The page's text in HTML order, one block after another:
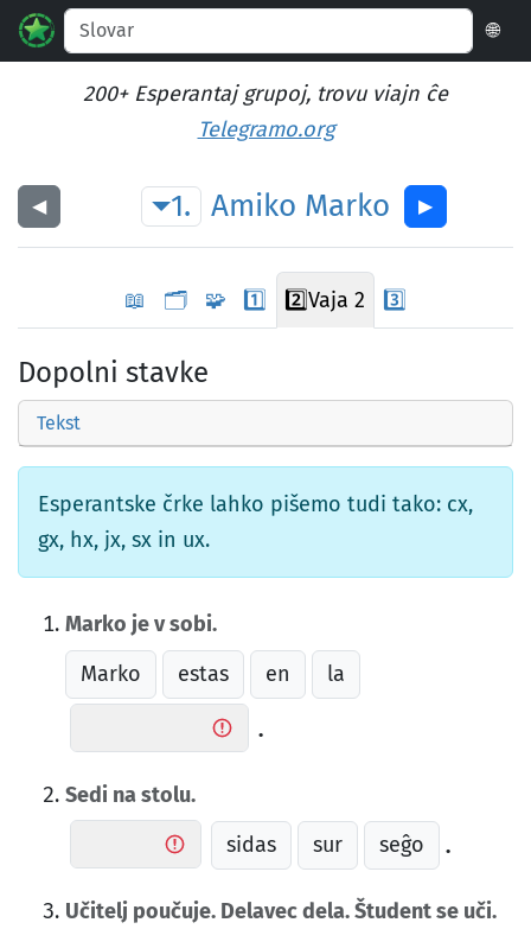
🌐
200+ Esperantaj grupoj, trovu viajn ĉe
Telegramo.org
◀︎ 1. Amiko Marko ▶︎
📖 🗂️ 🧩 1️⃣ 2️⃣Vaja 2 3️⃣
Dopolni stavke
Tekst
Esperantske črke lahko pišemo tudi tako: cx,
gx, hx, jx, sx in ux.
Marko je v sobi.
Marko
estas en la
.
Sedi na stolu.
sidas
sur seĝo .
Učitelj poučuje. Delavec dela. Študent se uči.